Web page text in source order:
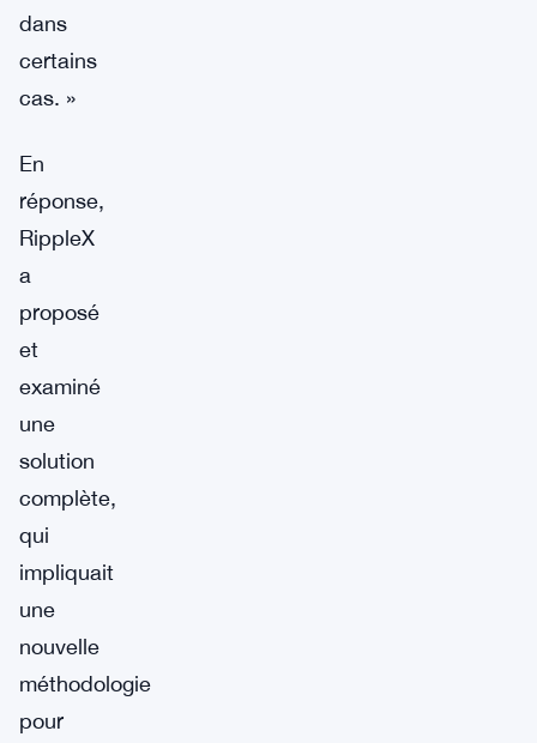
dans
certains
cas. »
En
réponse,
RippleX
a
proposé
et
examiné
une
solution
complète,
qui
impliquait
une
nouvelle
méthodologie
pour